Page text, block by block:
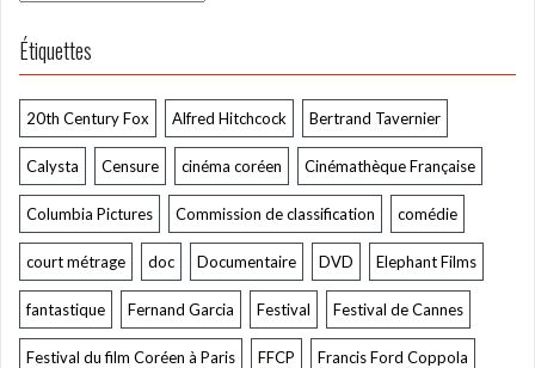
Étiquettes
20th Century Fox Alfred Hitchcock Bertrand Tavernier
Calysta Censure cinéma coréen Cinémathèque Française
Columbia Pictures Commission de classification comédie
court métrage doc Documentaire DVD Elephant Films
fantastique Fernand Garcia Festival Festival de Cannes
Festival du film Coréen à Paris FFCP Francis Ford Coppola